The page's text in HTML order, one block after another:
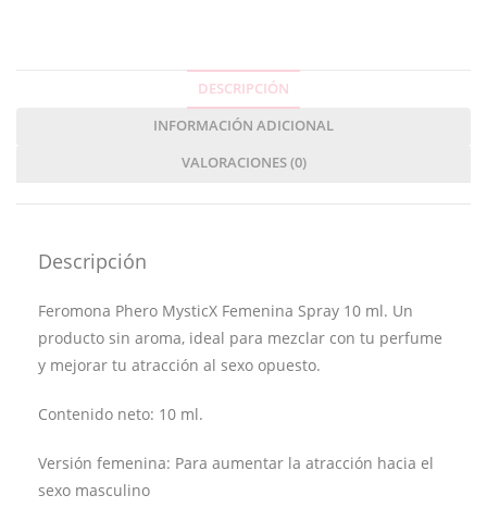
DESCRIPCIÓN
INFORMACIÓN ADICIONAL
VALORACIONES (0)
Descripción
Feromona Phero MysticX Femenina Spray 10 ml. Un
producto sin aroma, ideal para mezclar con tu perfume
y mejorar tu atracción al sexo opuesto.
Contenido neto: 10 ml.
Versión femenina: Para aumentar la atracción hacia el
sexo masculino